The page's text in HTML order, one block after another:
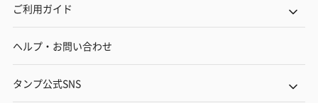
ご利用ガイド
ヘルプ・お問い合わせ
タンプ公式SNS